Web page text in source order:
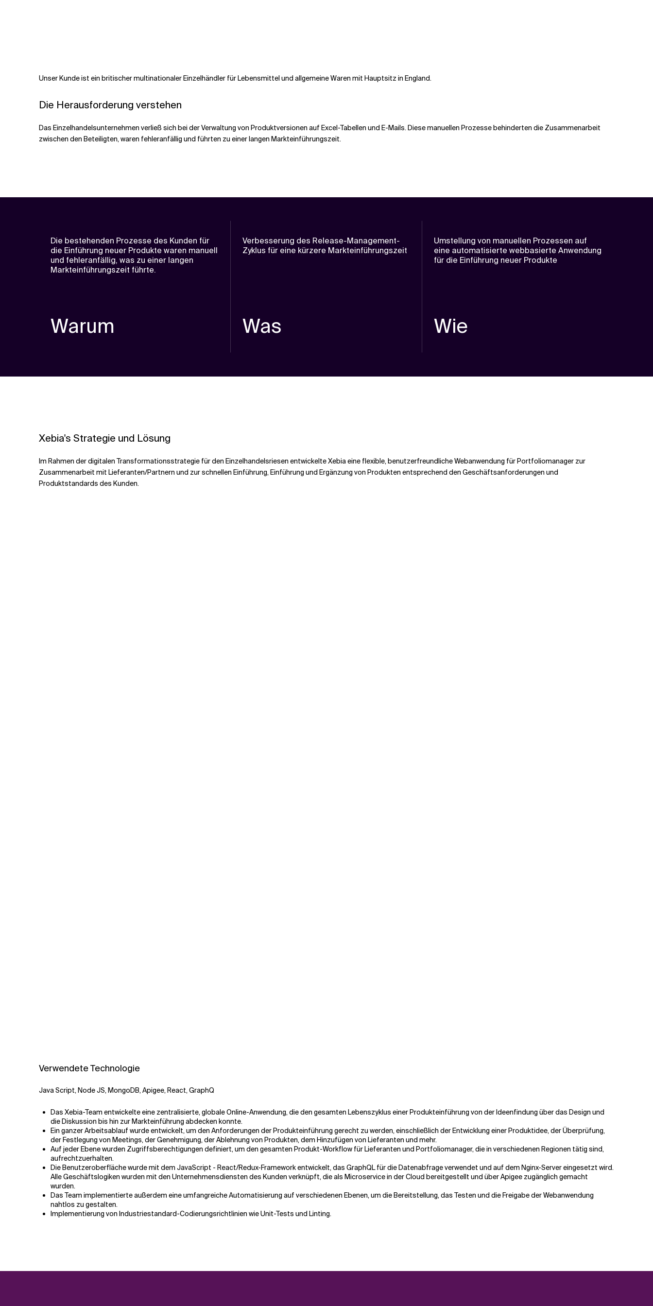
Unser Kunde ist ein britischer multinationaler Einzelhändler für Lebensmittel und allgemeine Waren mit Hauptsitz in England.
Die Herausforderung verstehen
Das Einzelhandelsunternehmen verließ sich bei der Verwaltung von Produktversionen auf Excel-Tabellen und E-Mails. Diese manuellen Prozesse behinderten die Zusammenarbeit
zwischen den Beteiligten, waren fehleranfällig und führten zu einer langen Markteinführungszeit.
Die bestehenden Prozesse des Kunden für
die Einführung neuer Produkte waren manuell
und fehleranfällig, was zu einer langen
Markteinführungszeit führte.
Warum
Verbesserung des Release-Management-
Zyklus für eine kürzere Markteinführungszeit
Was
Umstellung von manuellen Prozessen auf
eine automatisierte webbasierte Anwendung
für die Einführung neuer Produkte
Wie
Xebia's Strategie und Lösung
Im Rahmen der digitalen Transformationsstrategie für den Einzelhandelsriesen entwickelte Xebia eine flexible, benutzerfreundliche Webanwendung für Portfoliomanager zur
Zusammenarbeit mit Lieferanten/Partnern und zur schnellen Einführung, Einführung und Ergänzung von Produkten entsprechend den Geschäftsanforderungen und
Produktstandards des Kunden.
Verwendete Technologie
Java Script, Node JS, MongoDB, Apigee, React, GraphQ
Das Xebia-Team entwickelte eine zentralisierte, globale Online-Anwendung, die den gesamten Lebenszyklus einer Produkteinführung von der Ideenfindung über das Design und
die Diskussion bis hin zur Markteinführung abdecken konnte.
Ein ganzer Arbeitsablauf wurde entwickelt, um den Anforderungen der Produkteinführung gerecht zu werden, einschließlich der Entwicklung einer Produktidee, der Überprüfung,
der Festlegung von Meetings, der Genehmigung, der Ablehnung von Produkten, dem Hinzufügen von Lieferanten und mehr.
Auf jeder Ebene wurden Zugriffsberechtigungen definiert, um den gesamten Produkt-Workflow für Lieferanten und Portfoliomanager, die in verschiedenen Regionen tätig sind,
aufrechtzuerhalten.
Die Benutzeroberfläche wurde mit dem JavaScript - React/Redux-Framework entwickelt, das GraphQL für die Datenabfrage verwendet und auf dem Nginx-Server eingesetzt wird.
Alle Geschäftslogiken wurden mit den Unternehmensdiensten des Kunden verknüpft, die als Microservice in der Cloud bereitgestellt und über Apigee zugänglich gemacht
wurden.
Das Team implementierte außerdem eine umfangreiche Automatisierung auf verschiedenen Ebenen, um die Bereitstellung, das Testen und die Freigabe der Webanwendung
nahtlos zu gestalten.
Implementierung von Industriestandard-Codierungsrichtlinien wie Unit-Tests und Linting.